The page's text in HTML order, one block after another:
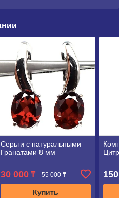
Серьги с натуральными
Гранатами 8 мм
30 000₸ 55 000 ₸
Купить